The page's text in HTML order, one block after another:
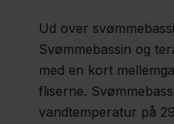
Botilbud
Visitation
Ud over
Svømmebassin og
med en kort
fliserne.
vandtemperatur på